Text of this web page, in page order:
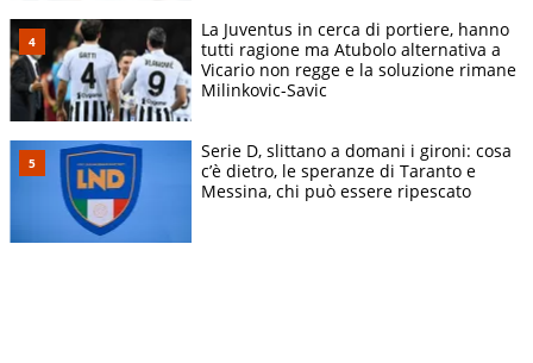
La Juventus in cerca di portiere, hanno
tutti ragione ma Atubolo alternativa a
Vicario non regge e la soluzione rimane
Milinkovic-Savic
Serie D, slittano a domani i gironi: cosa
c’è dietro, le speranze di Taranto e
Messina, chi può essere ripescato